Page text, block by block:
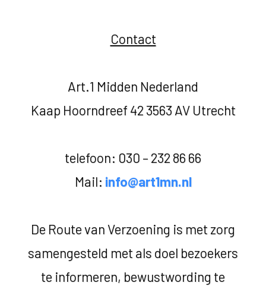
Contact
Art.1 Midden Nederland
Kaap Hoorndreef 42 3563 AV Utrecht
telefoon: 030 – 232 86 66
Mail: info@art1mn.nl
De Route van Verzoening is met zorg
samengesteld met als doel bezoekers
te informeren, bewustwording te